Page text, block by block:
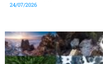
24/07/2026